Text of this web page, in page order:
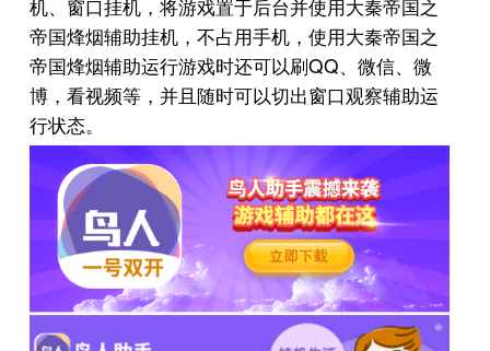
机、窗口挂机，将游戏置于后台并使用大秦帝国之
帝国烽烟辅助挂机，不占用手机，使用大秦帝国之
帝国烽烟辅助运行游戏时还可以刷QQ、微信、微
博，看视频等，并且随时可以切出窗口观察辅助运
行状态。